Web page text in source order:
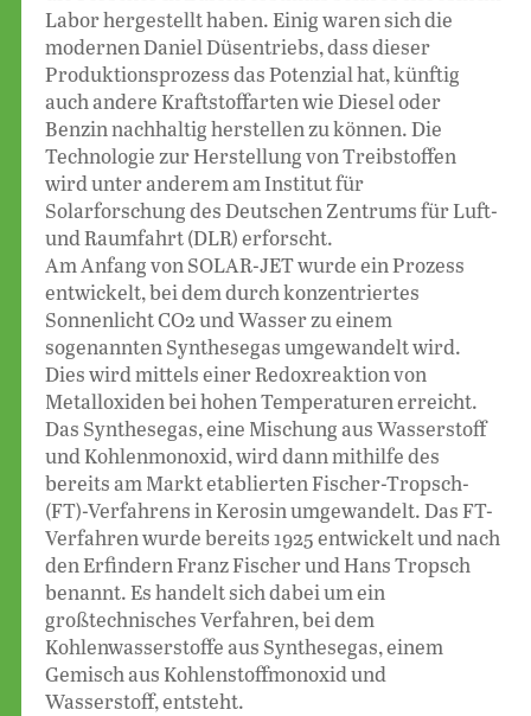
Labor hergestellt haben. Einig waren sich die
modernen Daniel Düsentriebs, dass dieser
Produktionsprozess das Potenzial hat, künftig
auch andere Kraftstoffarten wie Diesel oder
Benzin nachhaltig herstellen zu können. Die
Technologie zur Herstellung von Treibstoffen
wird unter anderem am Institut für
Solarforschung des Deutschen Zentrums für Luft-
und Raumfahrt (DLR) erforscht.
Am Anfang von SOLAR-JET wurde ein Prozess
entwickelt, bei dem durch konzentriertes
Sonnenlicht CO2 und Wasser zu einem
sogenannten Synthesegas umgewandelt wird.
Dies wird mittels einer Redoxreaktion von
Metalloxiden bei hohen Temperaturen erreicht.
Das Synthesegas, eine Mischung aus Wasserstoff
und Kohlenmonoxid, wird dann mithilfe des
bereits am Markt etablierten Fischer-Tropsch-
(FT)-Verfahrens in Kerosin umgewandelt. Das FT-
Verfahren wurde bereits 1925 entwickelt und nach
den Erfindern Franz Fischer und Hans Tropsch
benannt. Es handelt sich dabei um ein
großtechnisches Verfahren, bei dem
Kohlenwasserstoffe aus Synthesegas, einem
Gemisch aus Kohlenstoffmonoxid und
Wasserstoff, entsteht.